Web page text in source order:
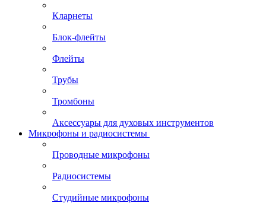
Кларнеты
Блок-флейты
Флейты
Трубы
Тромбоны
Аксессуары для духовых инструментов
Микрофоны и радиосистемы
Проводные микрофоны
Радиосистемы
Студийные микрофоны